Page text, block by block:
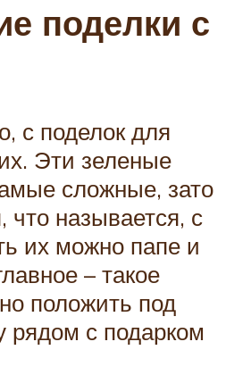
поделки с
с поделок для
Эти зеленые
сложные, зато
что называется, с
их можно папе и
– такое
положить под
рядом с подарком